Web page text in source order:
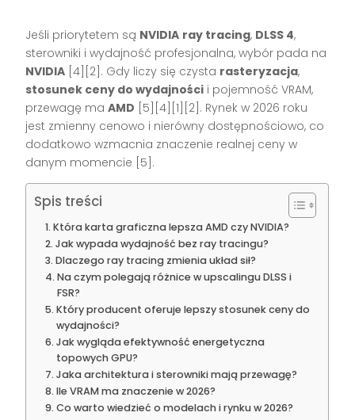
Jeśli priorytetem są NVIDIA ray tracing, DLSS 4,
sterowniki i wydajność profesjonalna, wybór pada na
NVIDIA [4][2]. Gdy liczy się czysta rasteryzacja,
stosunek ceny do wydajności i pojemność VRAM,
przewagę maAMD [5][4][1][2]. Rynek w 2026 roku
jest zmienny cenowo i nierówny dostępnościowo, co
dodatkowo wzmacnia znaczenie realnej ceny w
danym momencie [5].
Spis treści
Która karta graficzna lepsza AMD czy NVIDIA?
Jak wypada wydajność bez ray tracingu?
Dlaczego ray tracing zmienia układ sił?
Na czym polegają różnice w upscalingu DLSS i
FSR?
Który producent oferuje lepszy stosunek ceny do
wydajności?
Jak wygląda efektywność energetyczna
topowych GPU?
Jaka architektura i sterowniki mają przewagę?
Ile VRAM ma znaczenie w 2026?
Co warto wiedzieć o modelach i rynku w 2026?